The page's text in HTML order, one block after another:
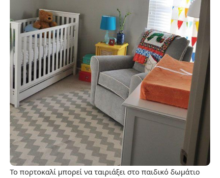
Το πορτοκαλί μπορεί να ταιριάξει στο παιδικό δωμάτιο